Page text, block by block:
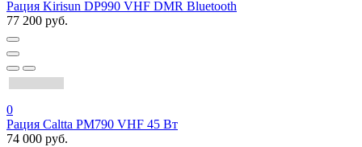
Рация Kirisun DP990 VHF DMR Bluetooth
77 200 руб.
0
Рация Caltta PM790 VHF 45 Вт
74 000 руб.